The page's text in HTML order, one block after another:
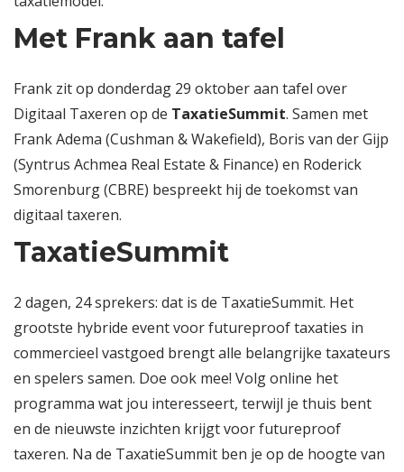
Met Frank aan tafel
Frank zit op donderdag 29 oktober aan tafel over
Digitaal Taxeren op de TaxatieSummit. Samen met
Frank Adema (Cushman & Wakefield), Boris van der Gijp
(Syntrus Achmea Real Estate & Finance) en Roderick
Smorenburg (CBRE) bespreekt hij de toekomst van
digitaal taxeren.
TaxatieSummit
2 dagen, 24 sprekers: dat is de TaxatieSummit. Het
grootste hybride event voor futureproof taxaties in
commercieel vastgoed brengt alle belangrijke taxateurs
en spelers samen. Doe ook mee! Volg online het
programma wat jou interesseert, terwijl je thuis bent
en de nieuwste inzichten krijgt voor futureproof
taxeren. Na de TaxatieSummit ben je op de hoogte van